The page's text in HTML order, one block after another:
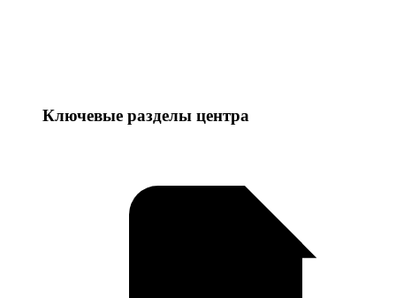
Ключевые разделы центра